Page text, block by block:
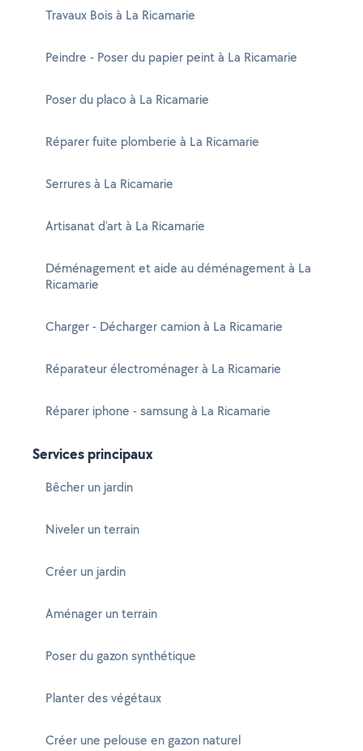
Travaux Bois à La Ricamarie
Peindre - Poser du papier peint à La Ricamarie
Poser du placo à La Ricamarie
Réparer fuite plomberie à La Ricamarie
Serrures à La Ricamarie
Artisanat d'art à La Ricamarie
Déménagement et aide au déménagement à La
Ricamarie
Charger - Décharger camion à La Ricamarie
Réparateur électroménager à La Ricamarie
Réparer iphone - samsung à La Ricamarie
Services principaux
Bêcher un jardin
Niveler un terrain
Créer un jardin
Aménager un terrain
Poser du gazon synthétique
Planter des végétaux
Créer une pelouse en gazon naturel